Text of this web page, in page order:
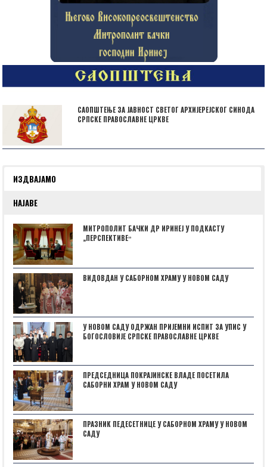
САОПШТЕЊЕ ЗА ЈАВНОСТ СВЕТОГ АРХИЈЕРЕЈСКОГ СИНОДА
СРПСКЕ ПРАВОСЛАВНЕ ЦРКВЕ
ИЗДВАЈАМО
НАЈАВЕ
МИТРОПОЛИТ БАЧКИ ДР ИРИНЕЈ У ПОДКАСТУ
„ПЕРСПЕКТИВЕˮ
ВИДОВДАН У САБОРНОМ ХРАМУ У НОВОМ САДУ
У НОВОМ САДУ ОДРЖАН ПРИЈЕМНИ ИСПИТ ЗА УПИС У
БОГОСЛОВИЈЕ СРПСКЕ ПРАВОСЛАВНЕ ЦРКВЕ
ПРЕДСЕДНИЦА ПОКРАЈИНСКЕ ВЛАДЕ ПОСЕТИЛА
САБОРНИ ХРАМ У НОВОМ САДУ
ПРАЗНИК ПЕДЕСЕТНИЦЕ У САБОРНОМ ХРАМУ У НОВОМ
САДУ